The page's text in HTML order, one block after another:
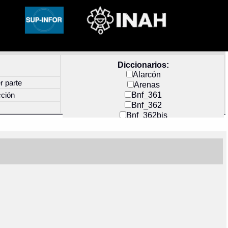
Diccionarios:
Alarcón
Arenas
Bnf_361
Bnf_362
Bnf_362bis
Docs_México
parte